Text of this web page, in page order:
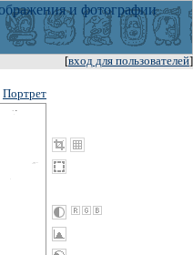
[вход для пользователей]
Портрет